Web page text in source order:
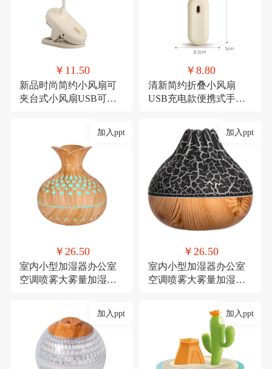
￥11.50
新品时尚简约小风扇可
夹台式小风扇USB可充
￥8.80
清新简约折叠小风扇
USB充电款便携式手持
加入ppt
￥26.50
室内小型加湿器办公室
空调喷雾大雾量加湿器
加入ppt
￥26.50
室内小型加湿器办公室
空调喷雾大雾量加湿器
加入ppt 加入ppt